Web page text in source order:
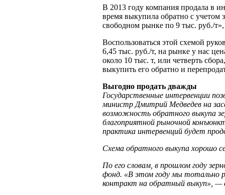
В 2013 году компания продала в
время выкупила обратно с учетом
свободном рынке по 9 тыс. руб./
Воспользоваться этой схемой
6,45 тыс. руб./т, на рынке у нас
около 10 тыс. т, или четверть
выкупить его обратно и
Выгодно продать дважды
Государственные интервенции
министр Дмитрий Медведев на
возможность обратного выкупа
благоприятной рыночной
практика интервенций будет
Схема обратного выкупа хорошо
По его словам, в прошлом году
фонд. «В этом году мы тотально
контракт на обратный выкуп», —